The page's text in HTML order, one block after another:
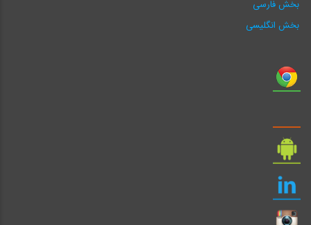
بخش فارسی
بخش انگلیسی